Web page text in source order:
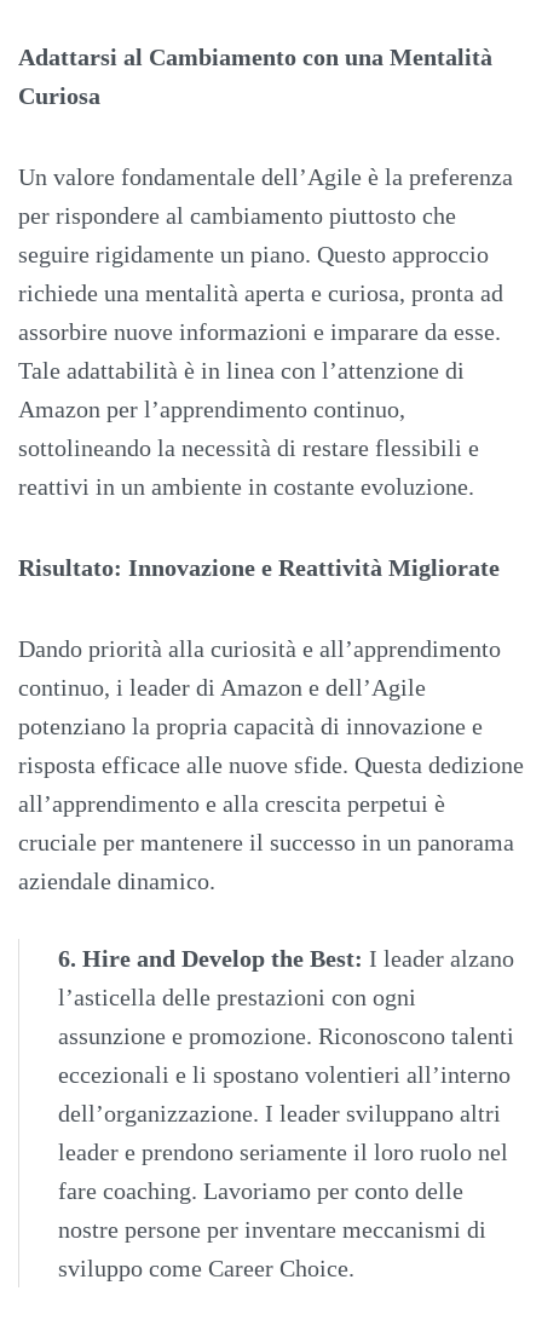
Adattarsi al Cambiamento con una Mentalità
Curiosa
Un valore fondamentale dell’Agile è la preferenza
per rispondere al cambiamento piuttosto che
seguire rigidamente un piano. Questo approccio
richiede una mentalità aperta e curiosa, pronta ad
assorbire nuove informazioni e imparare da esse.
Tale adattabilità è in linea con l’attenzione di
Amazon per l’apprendimento continuo,
sottolineando la necessità di restare flessibili e
reattivi in un ambiente in costante evoluzione.
Risultato: Innovazione e Reattività Migliorate
Dando priorità alla curiosità e all’apprendimento
continuo, i leader di Amazon e dell’Agile
potenziano la propria capacità di innovazione e
risposta efficace alle nuove sfide. Questa dedizione
all’apprendimento e alla crescita perpetui è
cruciale per mantenere il successo in un panorama
aziendale dinamico.
6. Hire and Develop the Best: I leader alzano
l’asticella delle prestazioni con ogni
assunzione e promozione. Riconoscono talenti
eccezionali e li spostano volentieri all’interno
dell’organizzazione. I leader sviluppano altri
leader e prendono seriamente il loro ruolo nel
fare coaching. Lavoriamo per conto delle
nostre persone per inventare meccanismi di
sviluppo come Career Choice.